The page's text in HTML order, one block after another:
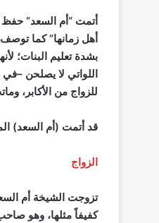
أتمت “أم السعد”
أهل زمانها” كما
بشدة تعليم البنات؛
اللواتي لا يصلحن
للزواج من الأكابر،
قد أتمت (أم السعد)
الزواج
تزوجت الشيخة أم
كفيفاً مثلها، وهو